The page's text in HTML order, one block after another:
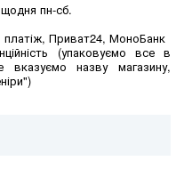
пн-сб.
Приват24, МоноБанк
(упаковуємо все в
вказуємо назву магазину,